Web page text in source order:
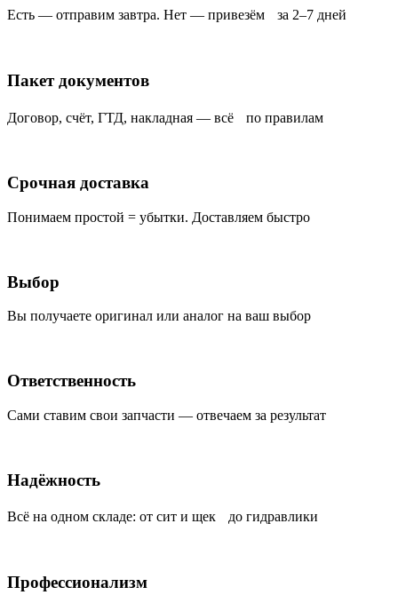
Есть — отправим завтра. Нет — привезём за 2–7 дней
Пакет документов
Договор, счёт, ГТД, накладная — всё по правилам
Срочная доставка
Понимаем простой = убытки. Доставляем быстро
Выбор
Вы получаете оригинал или аналог на ваш выбор
Ответственность
Сами ставим свои запчасти — отвечаем за результат
Надёжность
Всё на одном складе: от сит и щек до гидравлики
Профессионализм